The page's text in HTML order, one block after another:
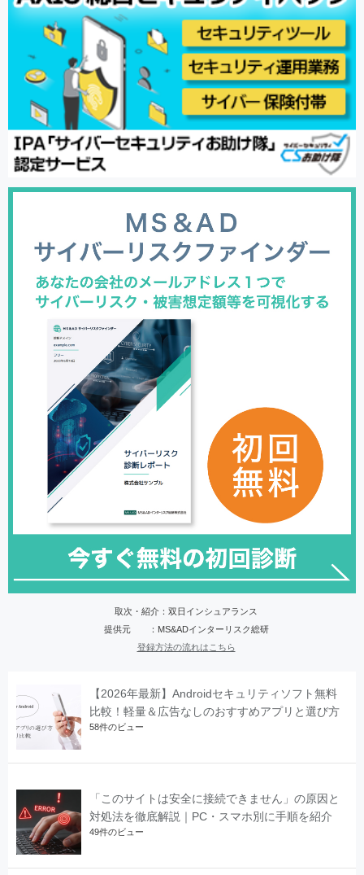
取次・紹介：双日インシュアランス
提供元 ：MS&ADインターリスク総研
登録方法の流れはこちら
【2026年最新】Androidセキュリティソフト無料
比較！軽量＆広告なしのおすすめアプリと選び方
58件のビュー
「このサイトは安全に接続できません」の原因と
対処法を徹底解説｜PC・スマホ別に手順を紹介
49件のビュー